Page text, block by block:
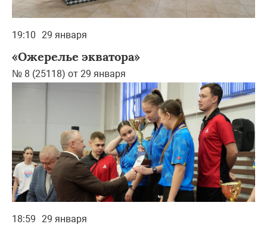
19:10 29 января
«Ожерелье экватора»
№ 8 (25118) от 29 января
18:59 29 января